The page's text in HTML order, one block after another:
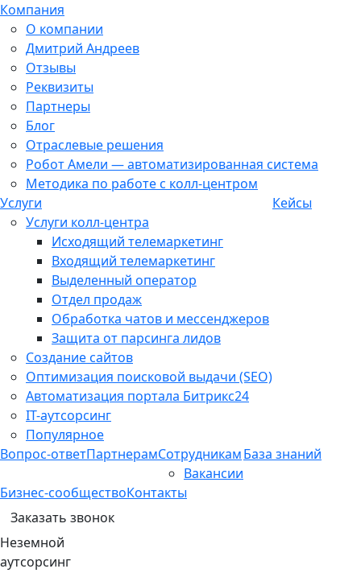
Компания
О компании
Дмитрий Андреев
Отзывы
Реквизиты
Партнеры
Блог
Отраслевые решения
Робот Амели — автоматизированная система
Методика по работе с колл-центром
Услуги
Услуги колл-центра
Исходящий телемаркетинг
Входящий телемаркетинг
Выделенный оператор
Отдел продаж
Обработка чатов и мессенджеров
Защита от парсинга лидов
Создание сайтов
Оптимизация поисковой выдачи (SEO)
Автоматизация портала Битрикс24
IT-аутсорсинг
Популярное
Кейсы
Вопрос-ответПартнерамСотрудникам
Вакансии
База знаний
Бизнес-сообществоКонтакты
Заказать звонок
Неземной
аутсорсинг